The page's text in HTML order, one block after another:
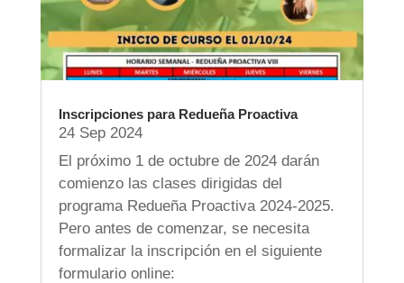
Inscripciones para Redueña Proactiva
24 Sep 2024
El próximo 1 de octubre de 2024 darán
comienzo las clases dirigidas del
programa Redueña Proactiva 2024-2025.
Pero antes de comenzar, se necesita
formalizar la inscripción en el siguiente
formulario online: